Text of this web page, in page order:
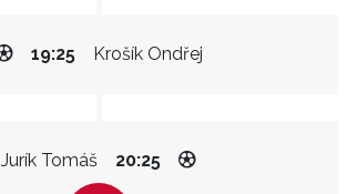
Krošík Ondřej
19:25
Jurík Tomáš 20:25